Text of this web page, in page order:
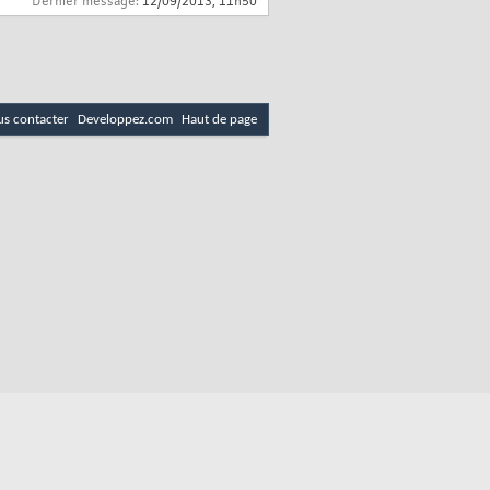
contacter Developpez.com Haut de page